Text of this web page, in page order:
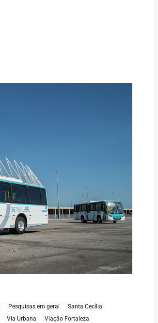
Pesquisas em geral
Santa Cecília
Via Urbana Viação Fortaleza